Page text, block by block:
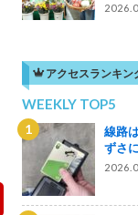
アクセスランキン
WEEKLY TOP5
線路
ずさ